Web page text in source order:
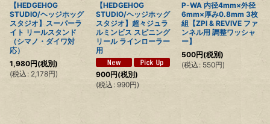
【HEDGEHOG
STUDIO/ヘッジホッグ
スタジオ】スーパーラ
イト リールスタンド
（シマノ・ダイワ対
応）
1,980円(税別)
(税込 : 2,178円)
【HEDGEHOG
STUDIO/ヘッジホッグ
スタジオ】超々ジュラ
ルミンビス スピニング
リール ラインローラー
用
900円(税別)
(税込 : 990円)
P-WA 内径4mm×外径
6mm×厚み0.8mm 3枚
組【ZPI & REVIVE ファ
ンネル用 調整ワッシャ
ー】
500円(税別)
(税込 : 550円)